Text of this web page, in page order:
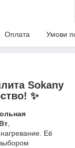
Оплата Умови
Sokany
✨
,
Её